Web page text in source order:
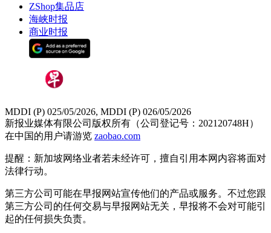
ZShop集品店
海峡时报
商业时报
MDDI (P) 025/05/2026, MDDI (P) 026/05/2026
新报业媒体有限公司版权所有（公司登记号：202120748H）
在中国的用户请游览 zaobao.com
提醒：新加坡网络业者若未经许可，擅自引用本网内容将面对
法律行动。
第三方公司可能在早报网站宣传他们的产品或服务。不过您跟
第三方公司的任何交易与早报网站无关，早报将不会对可能引
起的任何损失负责。